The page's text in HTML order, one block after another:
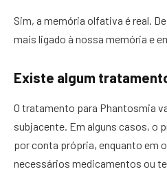
Sim, a memória olfativa é real.
mais ligado à nossa memória e
Existe algum
O tratamento para Phantosmia
subjacente. Em alguns casos, o
por conta própria, enquanto em
necessários medicamentos ou